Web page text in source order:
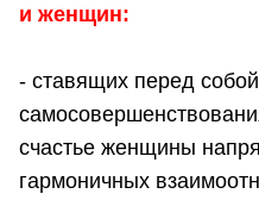
и женщин:
- ставящих перед
счастье женщины
гармоничных